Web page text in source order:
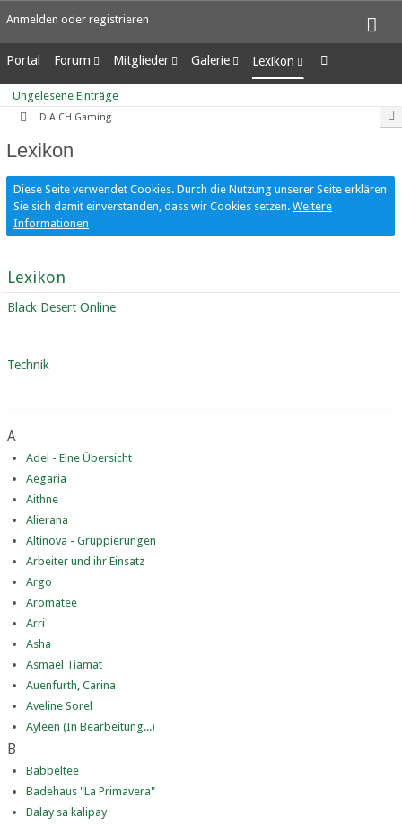
Anmelden oder registrieren
Portal Forum
Unerledigte Themen
Mitglieder
Letzte Aktivitäten
Benutzer online
Galerie
Alben
Bilder
Lexikon
Ungelesene Einträge
Ungelesene Einträge
D·A·CH Gaming
Lexikon
Diese Seite verwendet Cookies. Durch die Nutzung unserer Seite erklären
Sie sich damit einverstanden, dass wir Cookies setzen. Weitere
Informationen
Lexikon
Black Desert Online
Technik
A
Adel - Eine Übersicht
Aegaria
Aithne
Alierana
Altinova - Gruppierungen
Arbeiter und ihr Einsatz
Argo
Aromatee
Arri
Asha
Asmael Tiamat
Auenfurth, Carina
Aveline Sorel
Ayleen (In Bearbeitung...)
B
Babbeltee
Badehaus "La Primavera"
Balay sa kalipay